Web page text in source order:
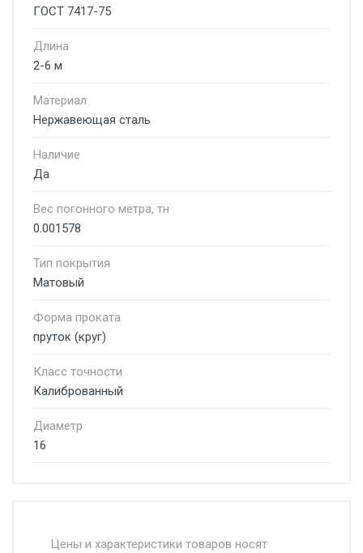
ГОСТ 7417-75
Длина
2-6 м
Материал
Нержавеющая сталь
Наличие
Да
Вес погонного метра, тн
0.001578
Тип покрытия
Матовый
Форма проката
пруток (круг)
Класс точности
Калиброванный
Диаметр
16
Москве и Московской области.
Цены и характеристики товаров носят